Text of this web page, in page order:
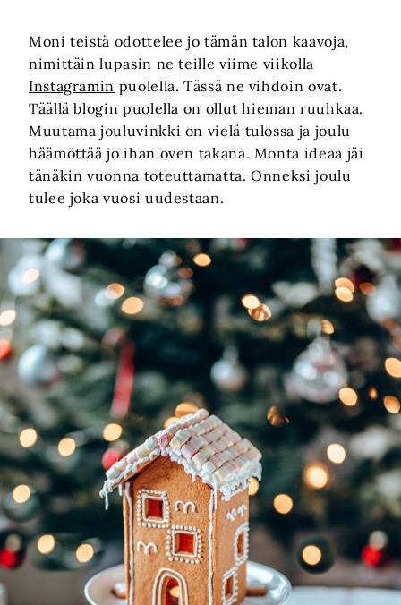
Moni teistä odottelee jo tämän talon kaavoja,
nimittäin lupasin ne teille viime viikolla
Instagramin puolella. Tässä ne vihdoin ovat.
Täällä blogin puolella on ollut hieman ruuhkaa.
Muutama jouluvinkki on vielä tulossa ja joulu
häämöttää jo ihan oven takana. Monta ideaa jäi
tänäkin vuonna toteuttamatta. Onneksi joulu
tulee joka vuosi uudestaan.